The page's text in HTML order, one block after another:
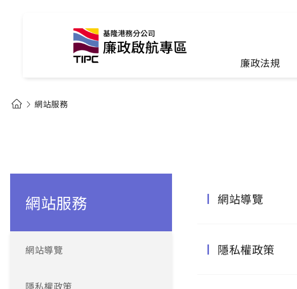
廉政法規
網站服務
網站服務
網站導覽
隱私權政策
網站導覽
隱私權政策